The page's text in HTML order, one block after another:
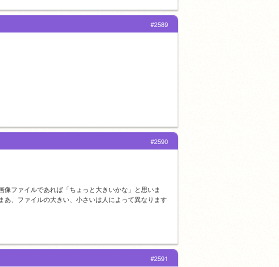
#2589
#2590
ファイルであれば「ちょっと大きいかな」と思いま
、ファイルの大きい、小さいは人によって異なります
#2591